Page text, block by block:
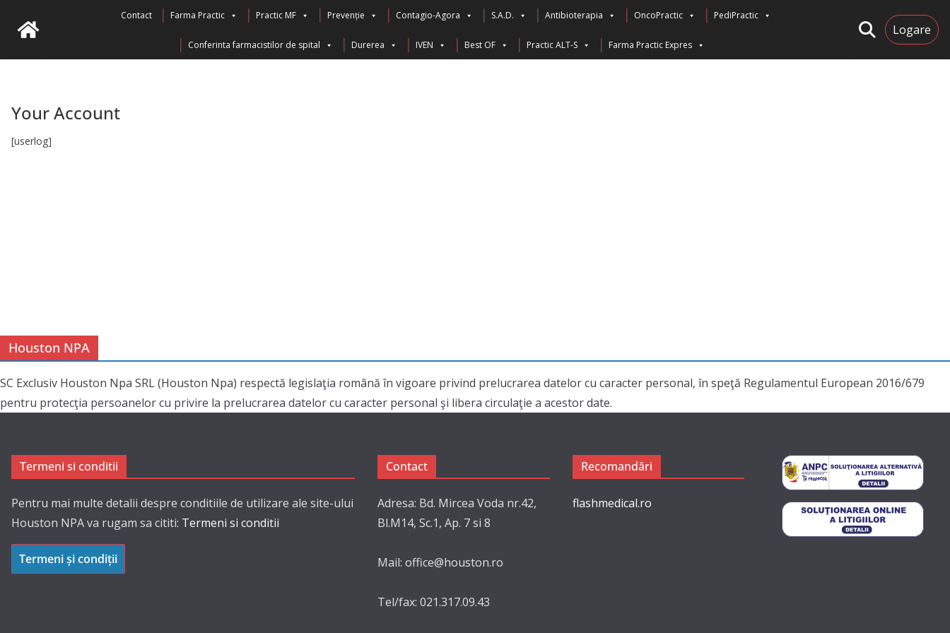
Contact Farma Practic Practic MF Prevenție Contagio-Agora S.A.D. Antibioterapia OncoPractic PediPractic
Conferinta farmacistilor de spital Durerea IVEN Best OF Practic ALT-S Farma Practic Expres
Logare
Your Account
[userlog]
Houston NPA
SC Exclusiv Houston Npa SRL (Houston Npa) respectă legislaţia română în vigoare privind prelucrarea datelor cu caracter personal, în speţă Regulamentul European 2016/679
pentru protecţia persoanelor cu privire la prelucrarea datelor cu caracter personal şi libera circulaţie a acestor date.
Termeni si conditii
Pentru mai multe detalii despre conditiile de utilizare ale site-ului
Houston NPA va rugam sa cititi: Termeni si conditii
Termeni și condiții
Contact
Adresa: Bd. Mircea Voda nr.42,
Bl.M14, Sc.1, Ap. 7 si 8
Mail: office@houston.ro
Tel/fax: 021.317.09.43
Recomandări
flashmedical.ro